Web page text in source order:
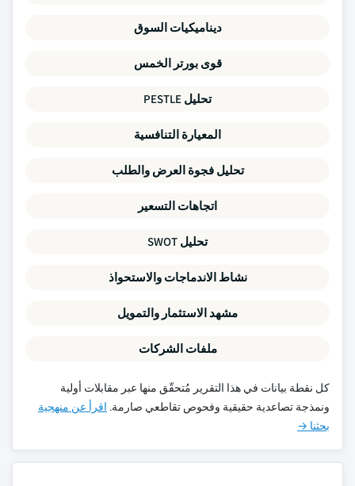
ديناميكيات السوق
قوى بورتر الخمس
تحليل PESTLE
المعيارة التنافسية
تحليل فجوة العرض والطلب
اتجاهات التسعير
تحليل SWOT
نشاط الاندماجات والاستحواذ
مشهد الاستثمار والتمويل
ملفات الشركات
كل نقطة بيانات في هذا التقرير مُتحقّق منها عبر مقابلات أولية
ونمذجة تصاعدية حقيقية وفحوص تقاطعي صارمة. اقرأ عن منهجية
بحثنا →